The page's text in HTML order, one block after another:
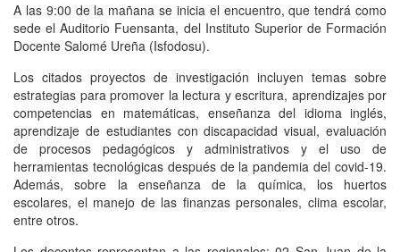
A las 9:00 de la mañana se inicia el encuentro, que tendrá como
sede el Auditorio Fuensanta, del Instituto Superior de Formación
Docente Salomé Ureña (Isfodosu).
Los citados proyectos de investigación incluyen temas sobre
estrategias para promover la lectura y escritura, aprendizajes por
competencias en matemáticas, enseñanza del idioma inglés,
aprendizaje de estudiantes con discapacidad visual, evaluación
de procesos pedagógicos y administrativos y el uso de
herramientas tecnológicas después de la pandemia del covid-19.
Además, sobre la enseñanza de la química, los huertos
escolares, el manejo de las finanzas personales, clima escolar,
entre otros.